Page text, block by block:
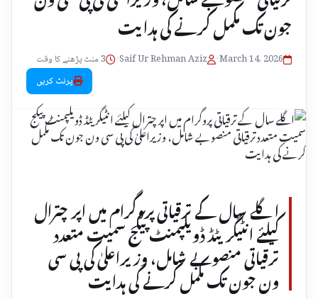
جون تک مکمل کرنے کی ہدایت
March 14, 2026
•
Saif Ur Rehman Aziz
•
3 منٹ پڑھنے کا وقت
پرنٹ کریں
اگلے سال کے ترقیاتی پروگرام میں اپر چترال
کیلئے انٹیگریٹڈ ڈویلپمنٹ پیکج سمیت متعدد
ترقیاتی منصوبے شامل، وزیراعلیٰ کی پی سی
ون جون تک مکمل کرنے کی ہدایت